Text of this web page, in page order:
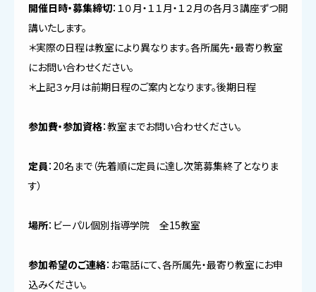
開催日時・募集締切：１０月・１１月・１２月の各月３講座ずつ開
講いたします。
＊実際の日程は教室により異なります。各所属先・最寄り教室
にお問い合わせください。
＊上記３ヶ月は前期日程のご案内となります。後期日程
参加費・参加資格：教室までお問い合わせください。
定員：20名まで（先着順に定員に達し次第募集終了となりま
す）
場所：ビーパル個別指導学院 全15教室
参加希望のご連絡：お電話にて、各所属先・最寄り教室にお申
込みください。